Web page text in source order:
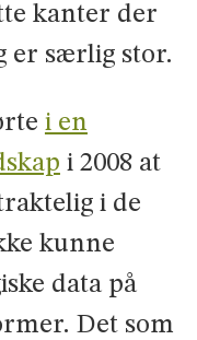
kanter der
er særlig stor.
i en
i 2008 at
i de
kunne
data på
Det som